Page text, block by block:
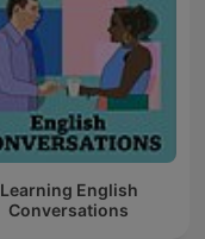
Learning English
Conversations